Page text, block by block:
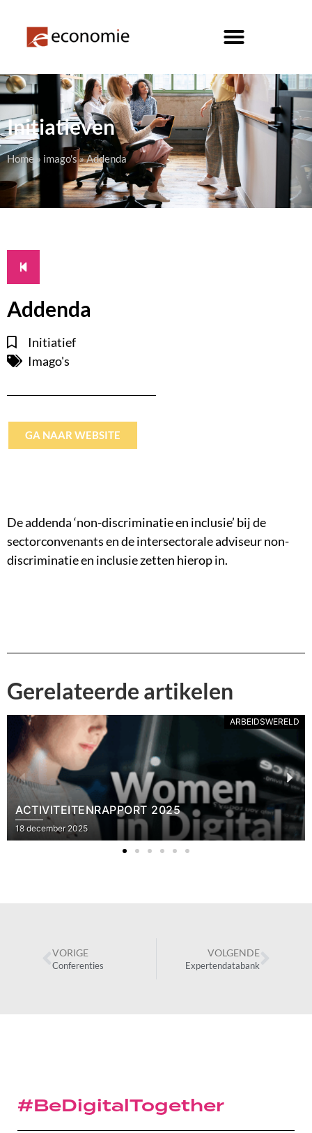
Initiatieven
Home» imago's»Addenda
Addenda
Initiatief
Imago's
GA NAAR WEBSITE
De addenda ‘non-discriminatie en inclusie’ bij de
sectorconvenants en de intersectorale adviseur non-
discriminatie en inclusie zetten hierop in.
Gerelateerde artikelen
ARBEIDSWERELD
ACTIVITEITENRAPPORT 2025
18 december 2025
VORIGE
Conferenties
VOLGENDE
Expertendatabank
#BeDigitalTogether